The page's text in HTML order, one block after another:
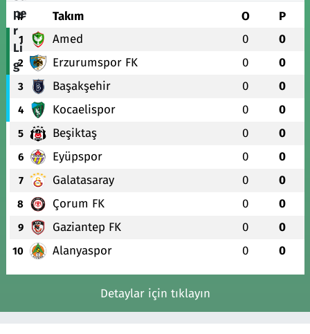
# Takım O P
1 Amed 0 0
2 Erzurumspor FK 0 0
3 Başakşehir 0 0
4 Kocaelispor 0 0
5 Beşiktaş 0 0
6 Eyüpspor 0 0
7 Galatasaray 0 0
8 Çorum FK 0 0
9 Gaziantep FK 0 0
10 Alanyaspor 0 0
Detaylar için tıklayın